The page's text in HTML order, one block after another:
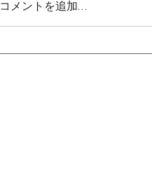
コメントを追加…